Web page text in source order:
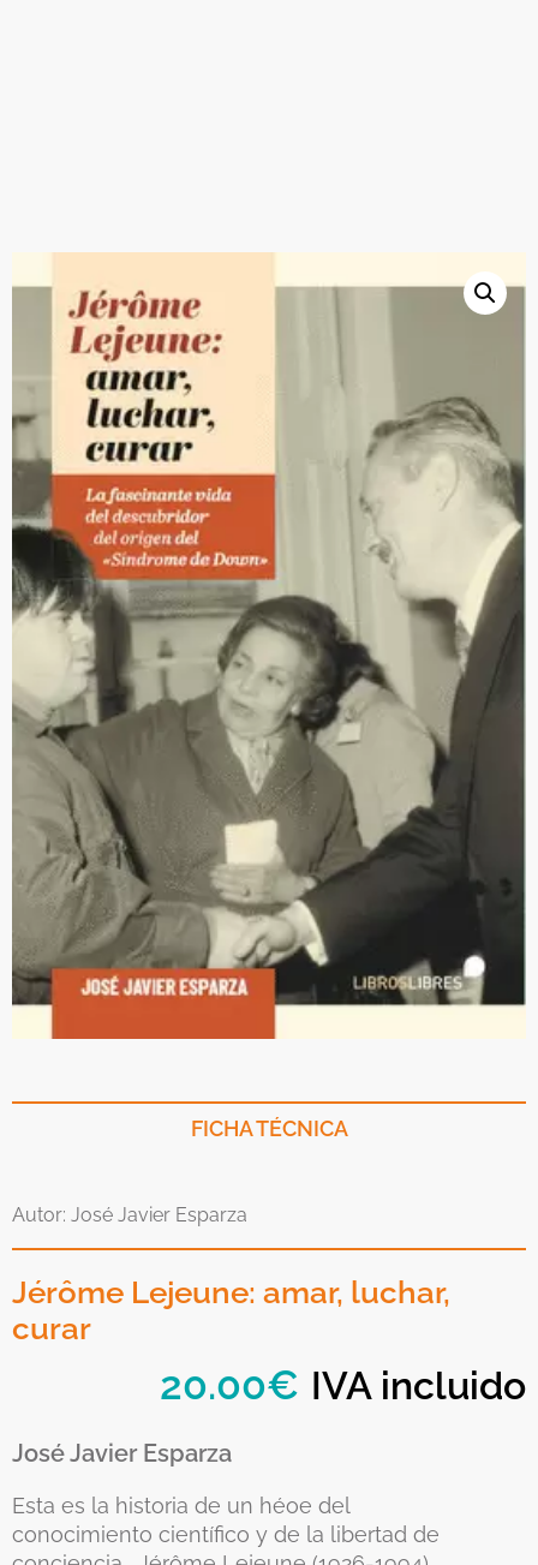
FICHA TÉCNICA
Autor: José Javier Esparza
Jérôme Lejeune: amar, luchar,
curar
20.00€ IVA incluido
José Javier Esparza
Esta es la historia de un héoe del
conocimiento científico y de la libertad de